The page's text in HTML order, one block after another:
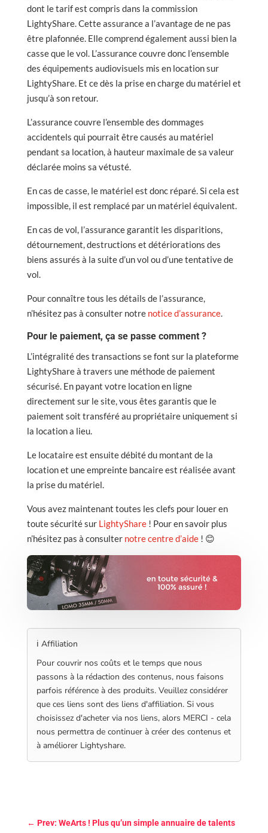
dont le tarif est compris dans la commission
LightyShare. Cette assurance a l’avantage de ne pas
être plafonnée. Elle comprend également aussi bien la
casse que le vol. L’assurance couvre donc l’ensemble
des équipements audiovisuels mis en location sur
LightyShare. Et ce dès la prise en charge du matériel et
jusqu’à son retour.
L’assurance couvre l’ensemble des dommages
accidentels qui pourrait être causés au matériel
pendant sa location, à hauteur maximale de sa valeur
déclarée moins sa vétusté.
En cas de casse, le matériel est donc réparé. Si cela est
impossible, il est remplacé par un matériel équivalent.
En cas de vol, l’assurance garantit les disparitions,
détournement, destructions et détériorations des
biens assurés à la suite d’un vol ou d’une tentative de
vol.
Pour connaître tous les détails de l’assurance,
n’hésitez pas à consulter notre notice d’assurance.
Pour le paiement, ça se passe comment ?
L’intégralité des transactions se font sur la plateforme
LightyShare à travers une méthode de paiement
sécurisé. En payant votre location en ligne
directement sur le site, vous êtes garantis que le
paiement soit transféré au propriétaire uniquement si
la location a lieu.
Le locataire est ensuite débité du montant de la
location et une empreinte bancaire est réalisée avant
la prise du matériel.
Vous avez maintenant toutes les clefs pour louer en
toute sécurité sur LightyShare! Pour en savoir plus
n’hésitez pas à consulter notre centre d’aide! 😊
ℹ️ Affiliation
Pour couvrir nos coûts et le temps que nous
passons à la rédaction des contenus, nous faisons
parfois référence à des produits. Veuillez considérer
que ces liens sont des liens d'affiliation. Si vous
choisissez d'acheter via nos liens, alors MERCI - cela
nous permettra de continuer à créer des contenus et
à améliorer Lightyshare.
← Prev: WeArts ! Plus qu’un simple annuaire de talents